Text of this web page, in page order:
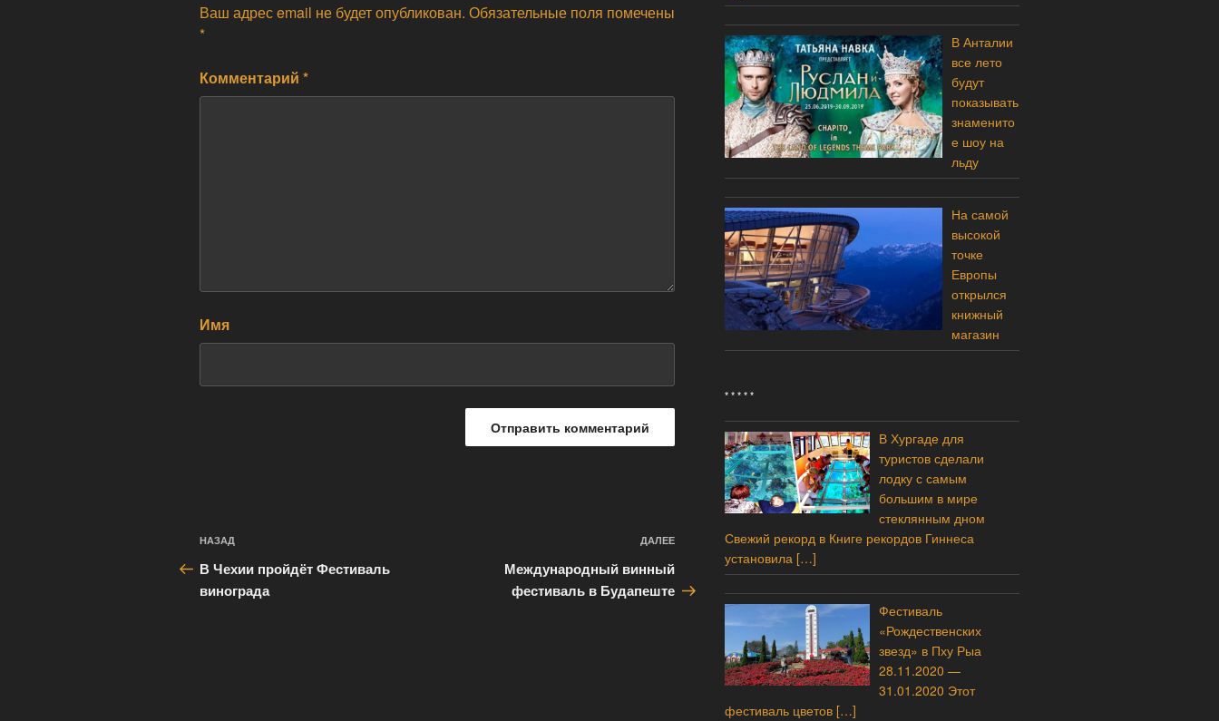
Ваш адрес email не будет опубликован. Обязательные поля помечены
*
Комментарий *
Имя
Навигация
по
записям
Предыдущая
запись:
НАЗАД
В Чехии пройдёт Фестиваль
винограда
Следующая
запись
ДАЛЕЕ
Международный винный
фестиваль в Будапеште
В Анталии
все лето
будут
показывать
знаменито
е шоу на
льду
На самой
высокой
точке
Европы
открылся
книжный
магазин
* * * * *
В Хургаде для
туристов сделали
лодку с самым
большим в мире
стеклянным дном
Свежий рекорд в Книге рекордов Гиннеса
установила […]
Фестиваль
«Рождественских
звезд» в Пху Рыа
28.11.2020 —
31.01.2020 Этот
фестиваль цветов […]